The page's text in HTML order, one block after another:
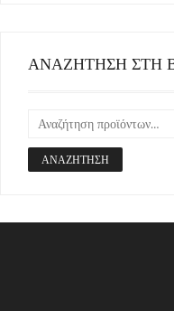
ΑΝΑΖΗΤΗΣΗ ΣΤΗ
ΑΝΑΖΉΤΗΣΗ